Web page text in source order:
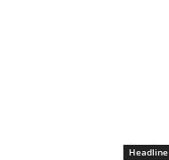
Headline